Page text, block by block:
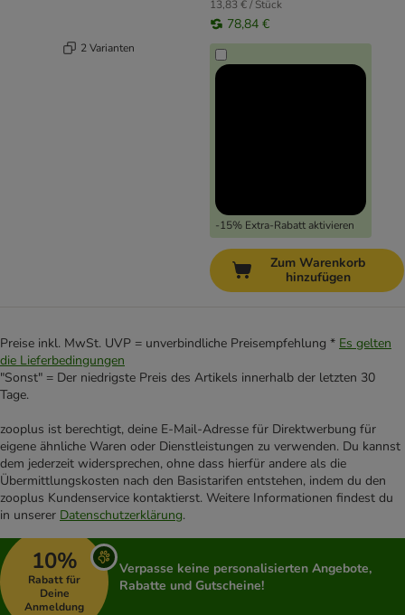
2 Varianten
13,83 € / Stück
78,84 €
-15% Extra-Rabatt aktivieren
Zum Warenkorb
hinzufügen
Preise inkl. MwSt. UVP = unverbindliche Preisempfehlung * Es gelten
die Lieferbedingungen
"Sonst" = Der niedrigste Preis des Artikels innerhalb der letzten 30
Tage.
zooplus ist berechtigt, deine E-Mail-Adresse für Direktwerbung für
eigene ähnliche Waren oder Dienstleistungen zu verwenden. Du kannst
dem jederzeit widersprechen, ohne dass hierfür andere als die
Übermittlungskosten nach den Basistarifen entstehen, indem du den
zooplus Kundenservice kontaktierst. Weitere Informationen findest du
in unserer Datenschutzerklärung.
10%
Rabatt für
Deine
Anmeldung
Verpasse keine personalisierten Angebote,
Rabatte und Gutscheine!